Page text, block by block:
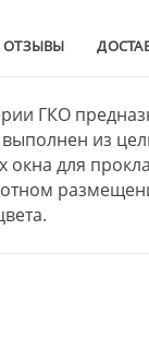
ОТЗЫВЫ
ГКО
из
для